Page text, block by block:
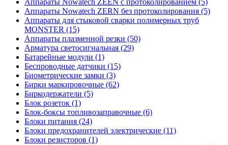
Аппараты Nowatech ZERN без протоколирования (5)
Аппараты для стыковой сварки полимерных труб
MONSTER (15)
Аппараты плазменной резки (50)
Арматура светосигнальная (29)
Батарейные модули (1)
Беспроводные датчики (15)
Биометрические замки (3)
Бирки маркировочные (62)
Биркодержатели (5)
Блок розеток (1)
Блок-боксы топливозаправочные (6)
Блоки питания (24)
Блоки предохранителей электрические (11)
Блоки резисторов (1)